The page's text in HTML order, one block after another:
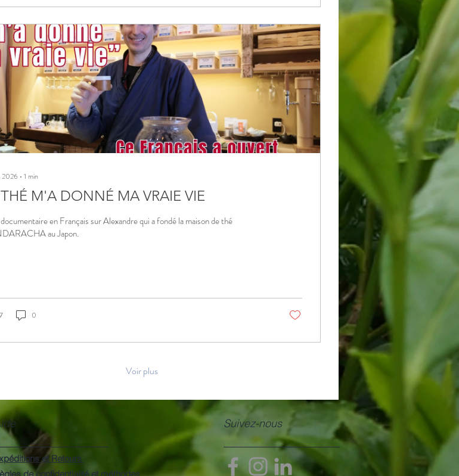
2026 ∙ 1 min
M'A DONNÉ MA VRAIE VIE
en Français sur Alexandre qui a fondé la maison de thé
au Japon.
7 0
Voir plus
et Retours
Suivez-nous